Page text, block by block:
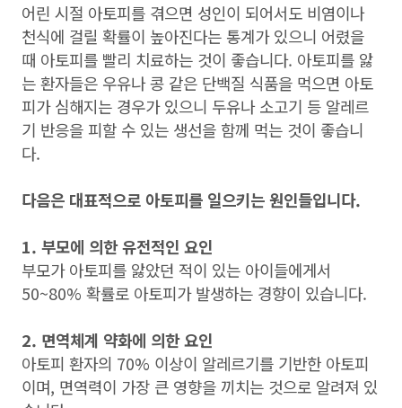
어린 시절 아토피를 겪으면 성인이 되어서도 비염이나
천식에 걸릴 확률이 높아진다는 통계가 있으니 어렸을
때 아토피를 빨리 치료하는 것이 좋습니다. 아토피를 앓
는 환자들은 우유나 콩 같은 단백질 식품을 먹으면 아토
피가 심해지는 경우가 있으니 두유나 소고기 등 알레르
기 반응을 피할 수 있는 생선을 함께 먹는 것이 좋습니
다.
다음은 대표적으로 아토피를 일으키는 원인들입니다.
1. 부모에 의한 유전적인 요인
부모가 아토피를 앓았던 적이 있는 아이들에게서
50~80% 확률로 아토피가 발생하는 경향이 있습니다.
2. 면역체계 약화에 의한 요인
아토피 환자의 70% 이상이 알레르기를 기반한 아토피
이며, 면역력이 가장 큰 영향을 끼치는 것으로 알려져 있